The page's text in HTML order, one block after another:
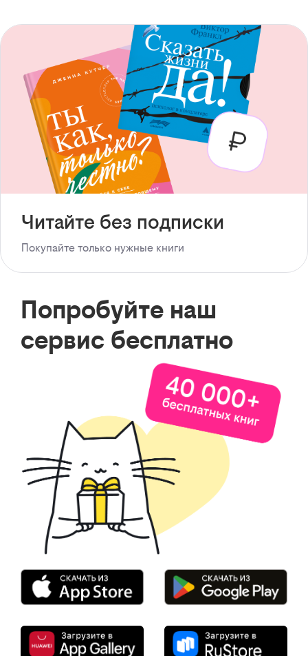
Читайте без подписки
Покупайте только нужные книги
Попробуйте наш
сервис бесплатно